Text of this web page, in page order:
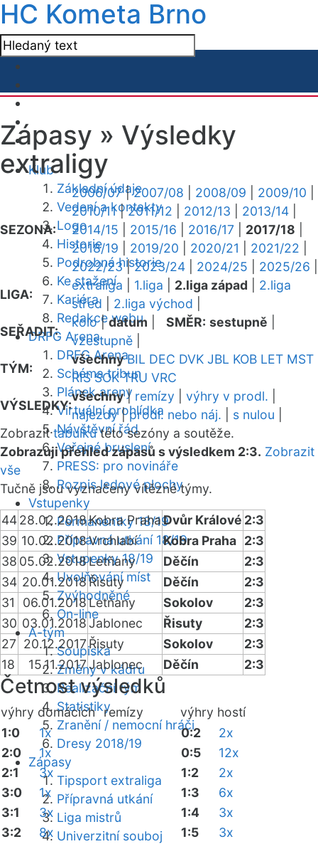
HC Kometa Brno
Klub
Základní údaje
Vedení a kontakty
Logo
Historie
Podrobná historie
Ke stažení
Kariéra
Redakce webu
DRFG Arena
DRFG Arena
Schéma tribun
Plánek areny
Virtuální prohlídka
Návštěvní řád
Veřejné bruslení
PRESS: pro novináře
Rozpis ledové plochy
Vstupenky
Permanentky 18/19
Přípravná utkání 18/19
Vstupenky 18/19
Uvolňování míst
Zvýhodněné
On-line
A-tým
Soupiska
Změny v kádru
Realizační tým
Statistiky
Zranění / nemocní hráči
Dresy 2018/19
Zápasy
Tipsport extraliga
Přípravná utkání
Liga mistrů
Univerzitní souboj
Zápasy » Výsledky
extraligy
SEZONA:
2006/07|2007/08 2008/09 2009/10
2010/11|2011/12 2012/13 2013/14
2014/15
2015/16 2016/17 2017/18
2018/19
2019/20 2020/21 2021/22
2022/23|2023/24 2024/25 2025/26
LIGA:
extraliga 1.liga 2.liga západ
2.liga
střed
2.liga východ
SEŘADIT:
kolo|datum SMĚR: sestupně
vzestupně
TÝM:
všechny BIL DEC DVK JBL KOB LET MST
RIS SOK TRU VRC
VÝSLEDKY:
všechny| remízy výhry v prodl.
nájezdy|prodl. nebo náj. s nulou
Zobrazittabulkutéto sezóny a soutěže.
Zobrazuji přehled zápasů s výsledkem 2:3. Zobrazit
vše
Tučně jsou vyznačeny vítězné týmy.
4428.02.2018Kobra PrahaDvůr Králové 2:3
39 10.02.2018Vrchlabí Kobra Praha 2:3
38 05.02.2018Letňany Děčín
2:3
34 20.01.2018Řisuty Děčín
2:3
31
06.01.2018Letňany Sokolov
2:3
30 03.01.2018Jablonec Řisuty
2:3
27 20.12.2017Řisuty Sokolov
2:3
18
15.11.2017Jablonec Děčín 2:3
Četnost výsledků
výhry domácíchremízy výhry hostí
1:0
1x
2:0
1x
2:1
3x
3:0
1x
3:1
3x
3:2
8x
0:2
2x
0:5
12x
1:2
2x
1:3
6x
1:4
3x
1:5
3x